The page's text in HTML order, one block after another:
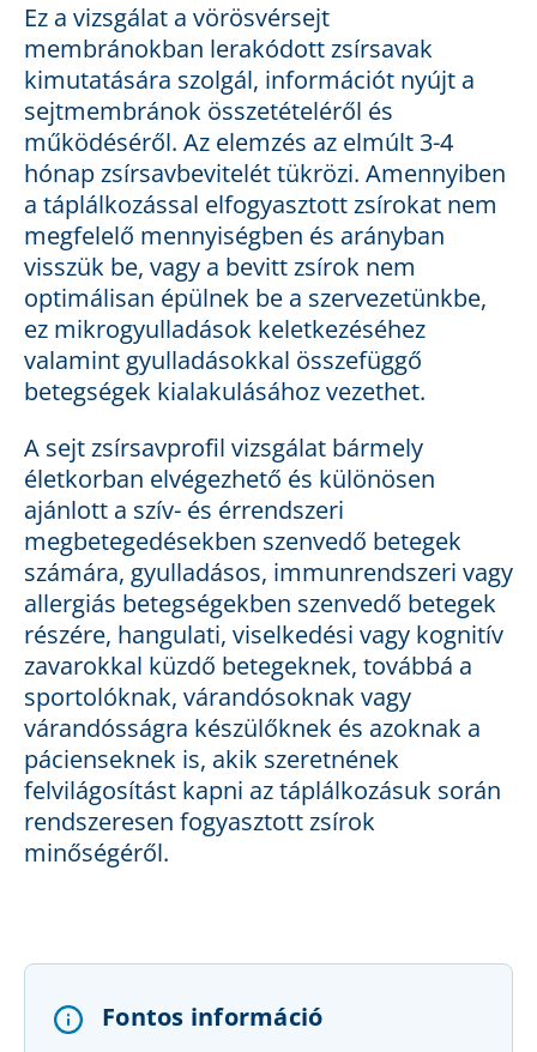
Ez a vizsgálat a vörösvérsejt
membránokban lerakódott zsírsavak
kimutatására szolgál, információt nyújt a
sejtmembránok összetételéről és
működéséről. Az elemzés az elmúlt 3-4
hónap zsírsavbevitelét tükrözi. Amennyiben
a táplálkozással elfogyasztott zsírokat nem
megfelelő mennyiségben és arányban
visszük be, vagy a bevitt zsírok nem
optimálisan épülnek be a szervezetünkbe,
ez mikrogyulladások keletkezéséhez
valamint gyulladásokkal összefüggő
betegségek kialakulásához vezethet.
A sejt zsírsavprofil vizsgálat bármely
életkorban elvégezhető és különösen
ajánlott a szív- és érrendszeri
megbetegedésekben szenvedő betegek
számára, gyulladásos, immunrendszeri vagy
allergiás betegségekben szenvedő betegek
részére, hangulati, viselkedési vagy kognitív
zavarokkal küzdő betegeknek, továbbá a
sportolóknak, várandósoknak vagy
várandósságra készülőknek és azoknak a
pácienseknek is, akik szeretnének
felvilágosítást kapni az táplálkozásuk során
rendszeresen fogyasztott zsírok
minőségéről.
Fontos információ